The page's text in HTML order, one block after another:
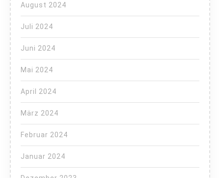
August 2024
Juli 2024
Juni 2024
Mai 2024
April 2024
März 2024
Februar 2024
Januar 2024